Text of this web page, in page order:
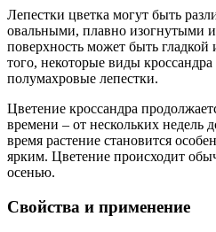
Лепестки цветка могут быть
овальными, плавно изогнутыми
поверхность может быть
того, некоторые виды
полумахровые лепестки.
Цветение кроссандра
времени – от нескольких недель
время растение становится
ярким. Цветение происходит
осенью.
Свойства и применение